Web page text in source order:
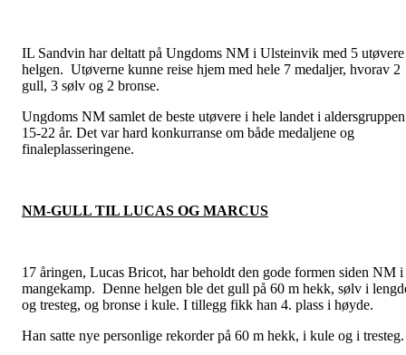
IL Sandvin har deltatt på Ungdoms NM i Ulsteinvik med 5
helgen. Utøverne kunne reise hjem med hele 7 medaljer, hvorav 2
gull, 3 sølv og 2 bronse.
Ungdoms NM samlet de beste utøvere i hele landet i aldersgruppen
15-22 år. Det var hard konkurranse om både medaljene og
finaleplasseringene.
NM-GULL TIL LUCAS OG MARCUS
17 åringen, Lucas Bricot, har beholdt den gode formen siden NM i
mangekamp. Denne helgen ble det gull på 60 m hekk, sølv i
og tresteg, og bronse i kule. I tillegg fikk han 4. plass i høyde.
Han satte nye personlige rekorder på 60 m hekk, i kule og i tresteg.